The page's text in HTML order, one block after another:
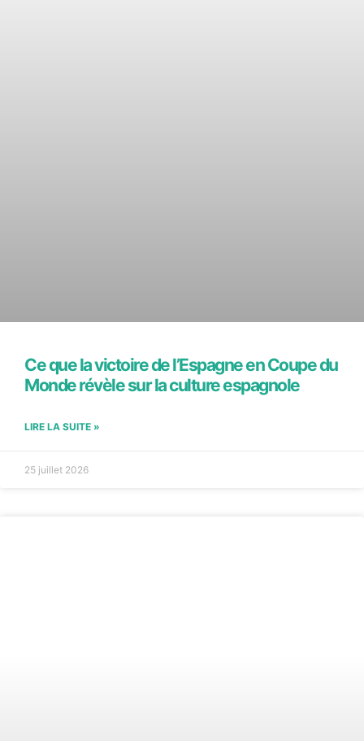
Ce que la victoire de l’Espagne en Coupe du
Monde révèle sur la culture espagnole
LIRE LA SUITE »
25 juillet 2026